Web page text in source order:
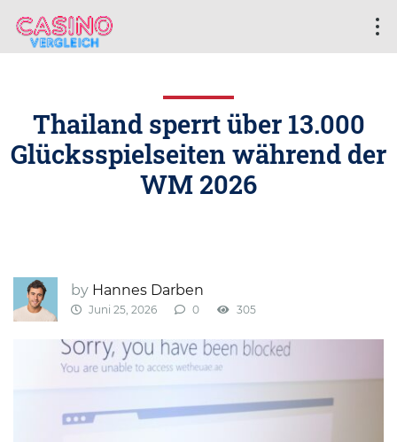
Thailand sperrt über 13.000
Glücksspielseiten während der
WM 2026
by Hannes Darben
Juni 25, 2026 0 305